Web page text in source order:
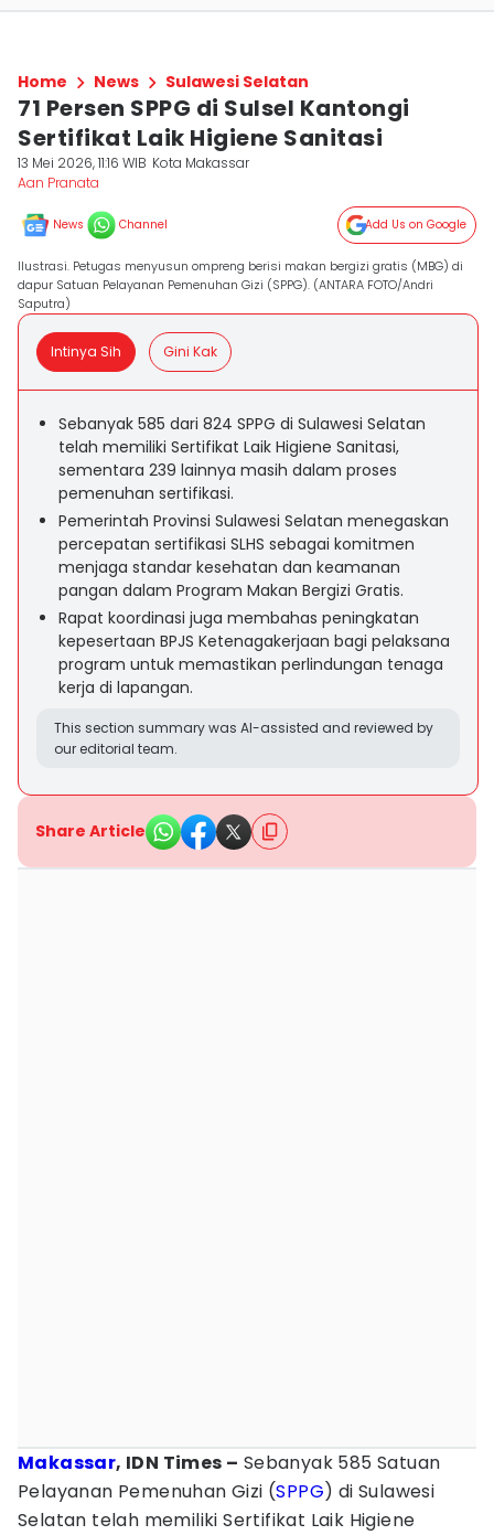
Home News Sulawesi Selatan
71 Persen SPPG di Sulsel Kantongi
Sertifikat Laik Higiene Sanitasi
13 Mei 2026, 11:16 WIB Kota Makassar
Aan Pranata
News Channel Add Us on Google
Ilustrasi. Petugas menyusun ompreng berisi makan bergizi gratis (MBG) di
dapur Satuan Pelayanan Pemenuhan Gizi (SPPG). (ANTARA FOTO/Andri
Saputra)
Intinya Sih Gini Kak
Sebanyak 585 dari 824 SPPG di Sulawesi Selatan
telah memiliki Sertifikat Laik Higiene Sanitasi,
sementara 239 lainnya masih dalam proses
pemenuhan sertifikasi.
Pemerintah Provinsi Sulawesi Selatan menegaskan
percepatan sertifikasi SLHS sebagai komitmen
menjaga standar kesehatan dan keamanan
pangan dalam Program Makan Bergizi Gratis.
Rapat koordinasi juga membahas peningkatan
kepesertaan BPJS Ketenagakerjaan bagi pelaksana
program untuk memastikan perlindungan tenaga
kerja di lapangan.
This section summary was AI-assisted and reviewed by
our editorial team.
Share Article
Makassar, IDN Times – Sebanyak 585 Satuan
Pelayanan Pemenuhan Gizi (SPPG) di Sulawesi
Selatan telah memiliki Sertifikat Laik Higiene